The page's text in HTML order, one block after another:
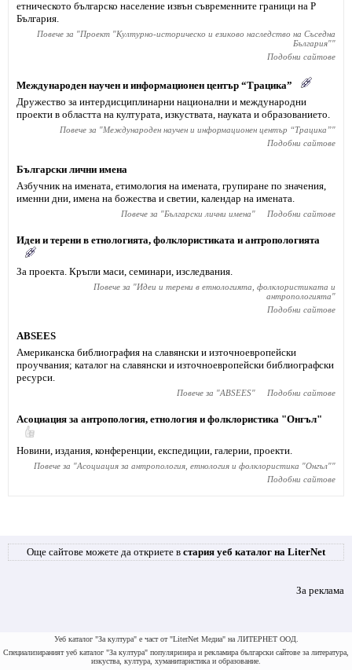
етническото българско население извън съвременните граници на Р
България.
Повече за "Проект "Културно-историческо и езиково наследство на Съседна
България""
Подобни сайтове
Международен научен и информационен център “Трацика”
Дружество за интердисциплинарни национални и международни
проекти в областта на културата, изкуствата, науката и образованието.
Повече за "Международен научен и информационен център “Трацика”"
Подобни сайтове
Български лични имена
Азбучник на имената, етимология на имената, групиране по значения,
именни дни, имена на божества и светии, календар на имената.
Повече за "Български лични имена" Подобни сайтове
Идеи и терени в етнологията, фолклористиката и антропологията
За проекта. Кръгли маси, семинари, изследвания.
Повече за "Идеи и терени в етнологията, фолклористиката и
антропологията"
Подобни сайтове
ABSEES
Американска библиография на славянски и източноевропейски
проучвания; каталог на славянски и източноевропейски библиографски
ресурси.
Повече за "ABSEES" Подобни сайтове
Асоциация за антропология, етнология и фолклористика "Онгъл"
Новини, издания, конференции, експедиции, галерии, проекти.
Повече за "Асоциация за антропология, етнология и фолклористика "Онгъл""
Подобни сайтове
Още сайтове можете да откриете в стария уеб каталог на LiterNet
За реклама
Уеб каталог "За култура" е част от "LiterNet Медиа" на ЛИТЕРНЕТ ООД.
Специализираният уеб каталог "За култура" популяризира и рекламира български сайтове за литература,
изкуства, култура, хуманитаристика и образование.